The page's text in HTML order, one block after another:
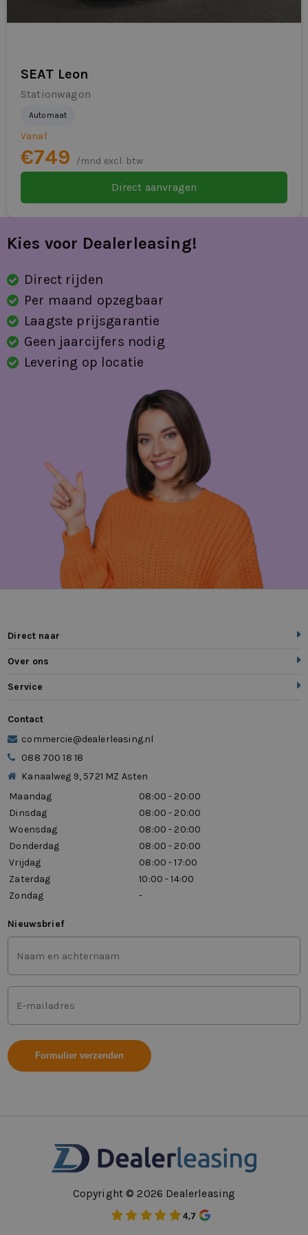
RDW-leges
rijstrooksensor met correctie
schakelmogelijkheid aan stuurwiel
sportstoelen
spraakbediening
stuurwiel verwarmd
vermoeidheids herkenning
Verwarmde voorstoelen
volledig digitaal instrumentenpaneel
SEAT Leon
Stationwagon
Automaat
Vanaf
€749 /mnd excl. btw
Direct aanvragen
Kies voor Dealerleasing!
Direct rijden
Per maand opzegbaar
Laagste prijsgarantie
Geen jaarcijfers nodig
Levering op locatie
Direct naar
Over ons
Service
Contact
commercie@dealerleasing.nl
088 700 18 18
Kanaalweg 9, 5721 MZ Asten
Maandag
08:00 - 20:00
Dinsdag
08:00 - 20:00
Woensdag
08:00 - 20:00
Donderdag
08:00 - 20:00
Vrijdag
08:00 - 17:00
Zaterdag
10:00 - 14:00
Zondag
-
Nieuwsbrief
Voor-
en
achternaam
(Vereist)
Mailadres
(Vereist)
Copyright © 2026 Dealerleasing